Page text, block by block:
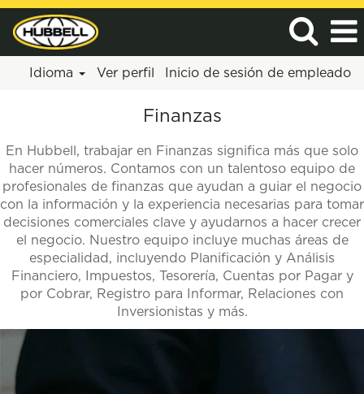
Idioma Ver perfil Inicio de sesión de empleado
Finanzas
En Hubbell, trabajar en Finanzas significa más que solo
hacer números. Contamos con un talentoso equipo de
profesionales de finanzas que ayudan a guiar el negocio
con la información y la experiencia necesarias para tomar
decisiones comerciales clave y ayudarnos a hacer crecer
el negocio. Nuestro equipo incluye muchas áreas de
especialidad, incluyendo Planificación y Análisis
Financiero, Impuestos, Tesorería, Cuentas por Pagar y
por Cobrar, Registro para Informar, Relaciones con
Inversionistas y más.